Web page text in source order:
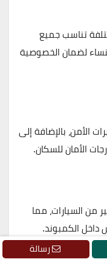
تناسب جميع
لضمانالخصوصية
الأمن، بالإضافة إلى
الأمانللسكان.
من السيارات، مما
داخل الكمبوند.
رسالة